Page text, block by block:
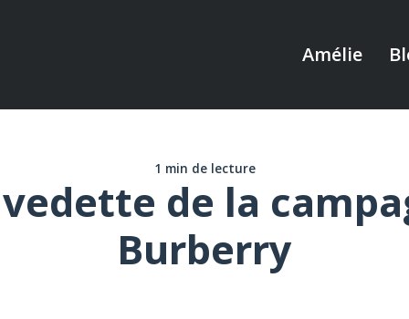
Amélie
1 min de lecture
de la
Burberry